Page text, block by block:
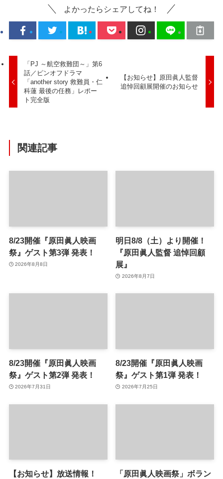
よかったらシェアしてね！
「PJ ～航空救難団～」第6
話／ピンオフドラマ
「another story 救難員・仁
科蓮 最後の任務」レポー
ト完全版
【お知らせ】原田眞人監督
追悼回顧展開催のお知らせ
関連記事
8/23開催『原田眞人映画
祭』ゲスト第3弾 発表！
2026年8月8日
明日8/8（土）より開催！
『原田眞人監督 追悼回顧
展』
2026年8月7日
8/23開催『原田眞人映画
祭』ゲスト第2弾 発表！
2026年7月31日
8/23開催『原田眞人映画
祭』ゲスト第1弾 発表！
2026年7月25日
【お知らせ】放送情報！
「原田眞人映画祭」ボラン